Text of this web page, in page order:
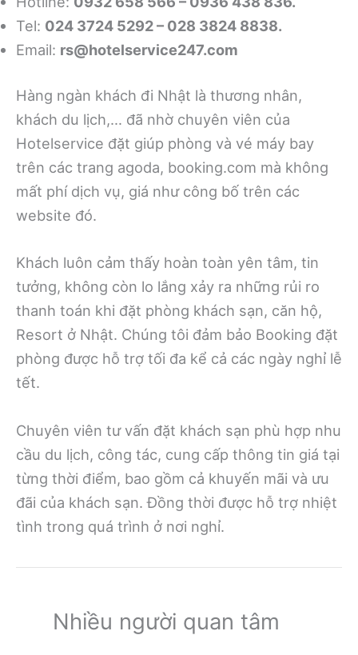
Tel: 024 3724 5292 – 028 3824 8838.
Email: rs@hotelservice247.com
Hàng ngàn khách đi Nhật là thương nhân,
khách du lịch,… đã nhờ chuyên viên của
Hotelservice đặt giúp phòng và vé máy bay
trên các trang agoda, booking.com mà không
mất phí dịch vụ, giá như công bố trên các
website đó.
Khách luôn cảm thấy hoàn toàn yên tâm, tin
tưởng, không còn lo lắng xảy ra những rủi ro
thanh toán khi đặt phòng khách sạn, căn hộ,
Resort ở Nhật. Chúng tôi đảm bảo Booking đặt
phòng được hỗ trợ tối đa kể cả các ngày nghỉ lễ
tết.
Chuyên viên tư vấn đặt khách sạn phù hợp nhu
cầu du lịch, công tác, cung cấp thông tin giá tại
từng thời điểm, bao gồm cả khuyến mãi và ưu
đãi của khách sạn. Đồng thời được hỗ trợ nhiệt
tình trong quá trình ở nơi nghỉ.
Nhiều người quan tâm